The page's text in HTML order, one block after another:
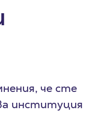
че сте
институция